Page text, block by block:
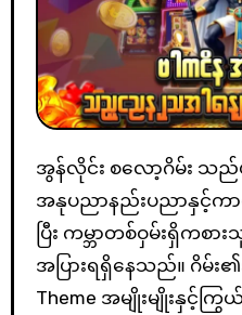
အွန်လိုင်း စလော့ဂိမ်း သည်ယနေ့ခေတ်အတွက်
အနုပညာနည်းပညာနှင့်ကာ
ပြီး ကမ္ဘာတစ်ဝှမ်းရှိကစား
အပြားရရှိနေသည်။ ဂိမ်
Theme အမျိုးမျိုးနှင့်ကြွ